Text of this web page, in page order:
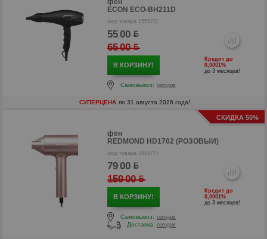
фен
ECON ECO-BH211D
(код товара 155573)
55.00
65.00
В КОРЗИНУ!
Кредит до
0,0001%
до 3 месяцев!
Самовывоз: сегодня
СУПЕРЦЕНА по 31 августа 2026 года!
СКИДКА 50%
фен
REDMOND HD1702 (РОЗОВЫЙ)
(код товара 161477)
79.00
159.00
В КОРЗИНУ!
Кредит до
0,0001%
до 3 месяцев!
Самовывоз: сегодня
Доставка: сегодня